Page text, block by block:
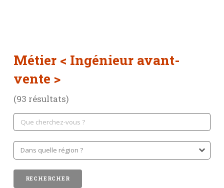
Métier < Ingénieur avant-
vente >
(93 résultats)